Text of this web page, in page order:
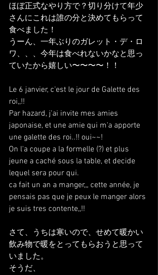
ほぼ正式なやり方で？切り分けて年少
さんにこれは誰の分と決めてもらって
食べました！
うーん、一年ぶりのガレット・デ・ロ
ワ、、、今年は食べれないかなと思っ
ていたから嬉しい〜〜〜〜！！
Le 6 janvier, c'est le jour de Galette des
roi,,!!
Par hazard, j'ai invite mes amies
japonaise, et une amie qui m'a apporte
une galette des roi..!! oui~~!
On l'a coupe a la formelle (?) et plus
jeune a caché sous la table, et decide
lequel sera pour qui.
ca fait un an a manger,,, cette année, je
pensais pas que je peux le manger alors
je suis tres contente,,!!
さて、うちは寒いので、せめて暖かい
飲み物で暖をとってもらおうと思って
いました。
そうだ、